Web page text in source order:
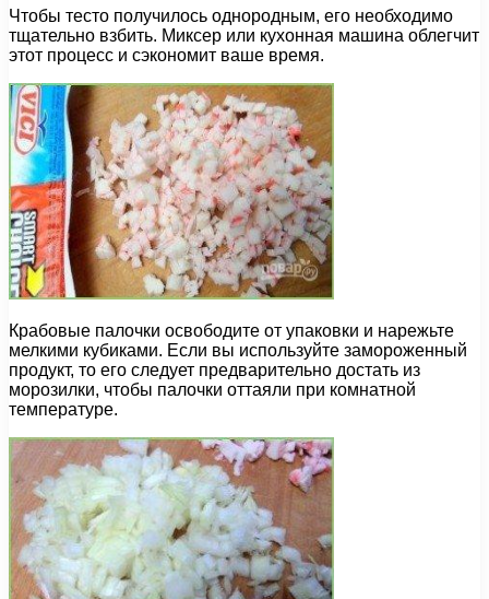
Чтобы тесто получилось однородным, его необходимо
тщательно взбить. Миксер или кухонная машина облегчит
этот процесс и сэкономит ваше время.
Крабовые палочки освободите от упаковки и нарежьте
мелкими кубиками. Если вы используйте замороженный
продукт, то его следует предварительно достать из
морозилки, чтобы палочки оттаяли при комнатной
температуре.